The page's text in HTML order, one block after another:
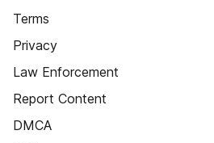
Terms
Privacy
Law Enforcement
Report Content
DMCA